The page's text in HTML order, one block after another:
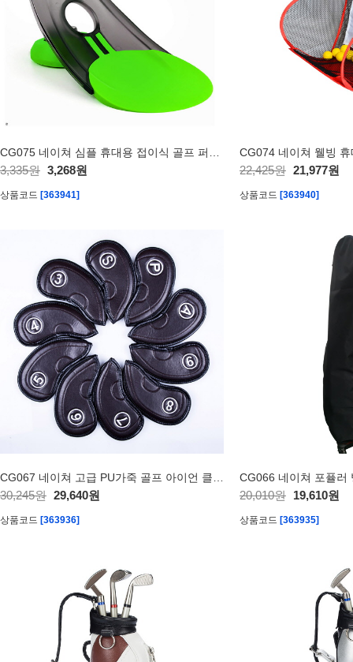
3,335원 3,268원
상품코드 [363941]
22,425원 21,977원
상품코드 [363940]
30,245원 29,640원
상품코드 [363936]
CG066 네이쳐 포퓰러
20,010원 19,610원
상품코드 [363935]